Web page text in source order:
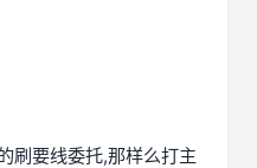
刷要线委托,那样么打主